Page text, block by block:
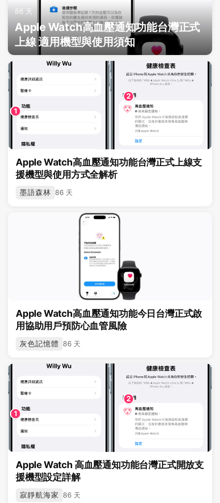
86 天
Apple Watch高血壓通知功能台灣正式
上線 適用機型與使用須知
Apple Watch高血壓通知功能台灣正式上線支
援機型與使用方式全解析
墨語森林 86 天
Apple Watch高血壓通知功能今日台灣正式啟
用協助用戶預防心血管風險
灰色記憶體 86 天
Apple Watch 高血壓通知功能台灣正式開放支
援機型設定詳解
寂靜航海家 86 天